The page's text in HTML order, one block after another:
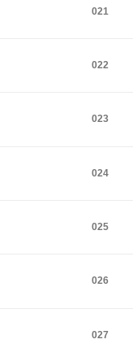
021
022
023
024
025
026
027